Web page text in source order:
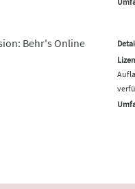
Behr's Online